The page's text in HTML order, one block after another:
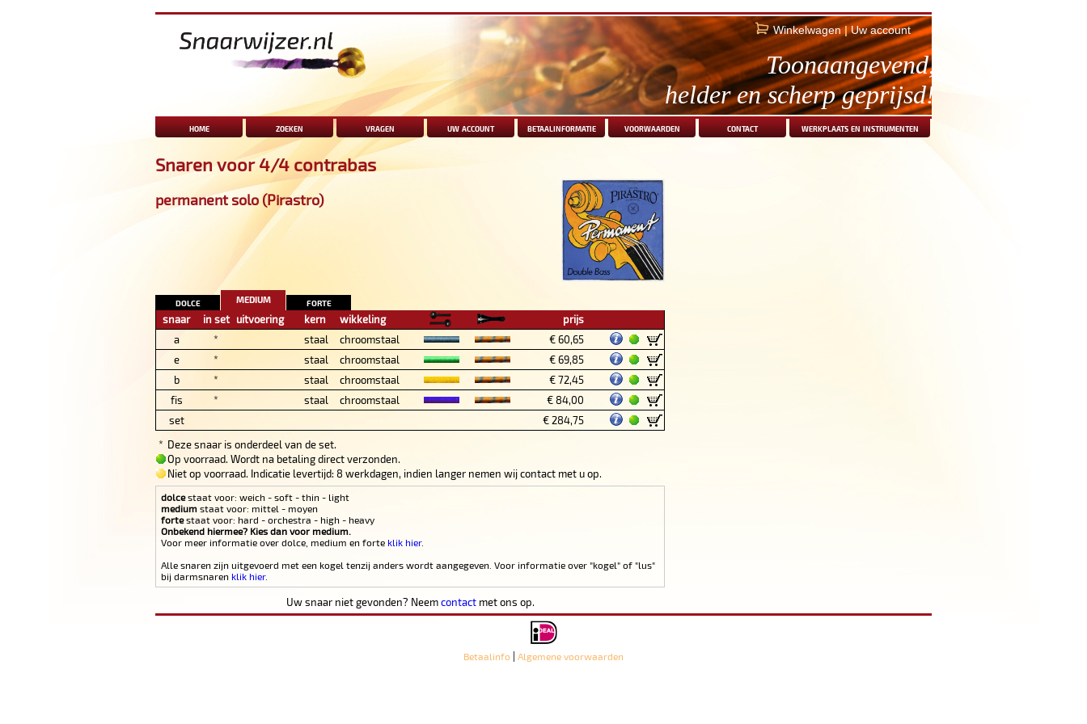
Winkelwagen | Uw account
Toonaangevend,
helder en scherp geprijsd!
home zoeken vragen uw account betaalinformatie voorwaarden contact werkplaats en instrumenten
Snaren voor 4/4 contrabas
permanent solo (Pirastro)
dolce medium forte
snaar in set uitvoering kern wikkeling
prijs
a
* staal chroomstaal
€ 60,65
e
* staal chroomstaal
€ 69,85
b
* staal chroomstaal
€ 72,45
fis
* staal chroomstaal
€ 84,00
set
€ 284,75
* Deze snaar is onderdeel van de set.
Op voorraad. Wordt na betaling direct verzonden.
Niet op voorraad. Indicatie levertijd: 8 werkdagen, indien langer nemen wij contact met u op.
dolcestaat voor: weich - soft - thin - light
medium staat voor: mittel - moyen
fortestaat voor: hard - orchestra - high - heavy
Onbekend hiermee? Kies dan voor medium.
Voor meer informatie over dolce, medium en forte klik hier.
Alle snaren zijn uitgevoerd met een kogel tenzij anders wordt aangegeven. Voor informatie over "kogel" of "lus"
bij darmsnaren klik hier.
Uw snaar niet gevonden? Neemcontactmet ons op.
Betaalinfo Algemene voorwaarden